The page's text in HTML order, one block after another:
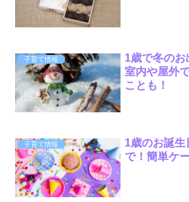
子育て情報
1歳で冬のお
室内や屋外
ことも！
子育て情報
1歳のお誕生
で！簡単ケ